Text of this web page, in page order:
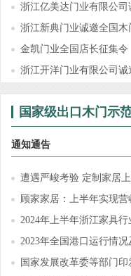
浙江亿美达门业有限公司
浙江新典门业诚邀全国木
金凯门业全国店长征集令
浙江开洋门业有限公司诚
国家级出口木门示
通知通告
遭遇严峻考验 定制家居
顾家家居：上半年实现营
2024年上半年浙江家具
2023年全国港口运行情
国家发展改革委等部门印